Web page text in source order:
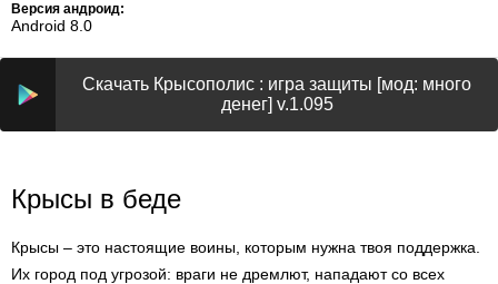
Версия андроид:
Android 8.0
Скачать Крысополис : игра защиты [мод: много
денег] v.1.095
Крысы в беде
Крысы – это настоящие воины, которым нужна твоя поддержка.
Их город под угрозой: враги не дремлют, нападают со всех